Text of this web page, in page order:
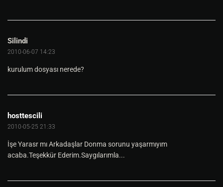
Silindi
2010-06-07 14:23
kurulum dosyası nerede?
hosttescili
2010-05-25 21:33
İşe Yarasr mı Arkadaşlar Donma sorunu yaşarmıyım
acaba.Teşekkür Ederim.Saygılarımla...